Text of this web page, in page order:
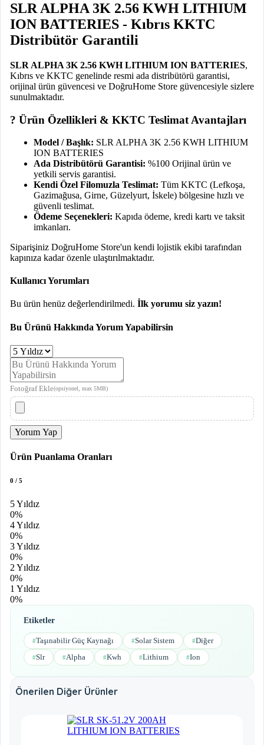
SLR ALPHA 3K 2.56 KWH LITHIUM
ION BATTERIES - Kıbrıs KKTC
Distribütör Garantili
SLR ALPHA 3K 2.56 KWH LITHIUM ION BATTERIES,
Kıbrıs ve KKTC genelinde resmi ada distribütörü garantisi,
orijinal ürün güvencesi ve DoğruHome Store güvencesiyle sizlere
sunulmaktadır.
? Ürün Özellikleri & KKTC Teslimat Avantajları
Model / Başlık: SLR ALPHA 3K 2.56 KWH LITHIUM
ION BATTERIES
Ada Distribütörü Garantisi: %100 Orijinal ürün ve
yetkili servis garantisi.
Kendi Özel Filomuzla Teslimat: Tüm KKTC (Lefkoşa,
Gazimağusa, Girne, Güzelyurt, İskele) bölgesine hızlı ve
güvenli teslimat.
Ödeme Seçenekleri: Kapıda ödeme, kredi kartı ve taksit
imkanları.
Siparişiniz DoğruHome Store'un kendi lojistik ekibi tarafından
kapınıza kadar özenle ulaştırılmaktadır.
Kullanıcı Yorumları
Bu ürün henüz değerlendirilmedi. İlk yorumu siz yazın!
Bu Ürünü Hakkında Yorum Yapabilirsin
Fotoğraf Ekle(opsiyonel, max 5MB)
Yorum Yap
Ürün Puanlama Oranları
0 / 5
5 Yıldız
0%
4 Yıldız
0%
3 Yıldız
0%
2 Yıldız
0%
1 Yıldız
0%
Etiketler
#Taşınabilir Güç Kaynağı #Solar Sistem #Diğer
#Slr #Alpha #Kwh #Lithium #Ion
Önerilen Diğer Ürünler